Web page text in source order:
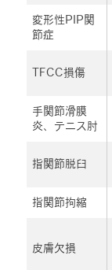
変形性PIP関
節症
TFCC損傷
手関節滑膜
炎、テニス肘
指関節脱臼
指関節拘縮
皮膚欠損